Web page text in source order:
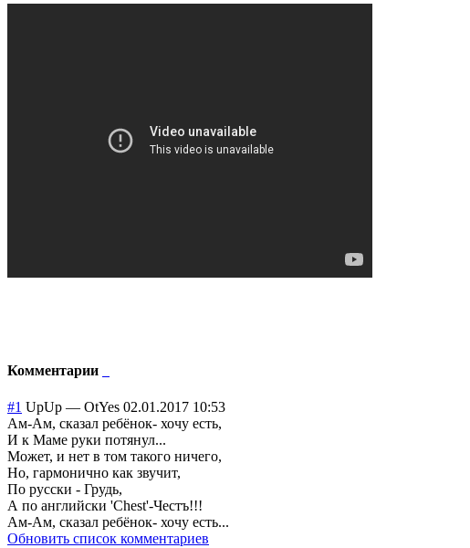
Комментарии
#1 UpUp — OtYes 02.01.2017 10:53
Ам-Ам, сказал ребёнок- хочу есть,
И к Маме руки потянул...
Может, и нет в том такого ничего,
Но, гармонично как звучит,
По русски - Грудь,
А по английски 'Chest'-Честъ!!!
Ам-Ам, сказал ребёнок- хочу есть...
Обновить список комментариев